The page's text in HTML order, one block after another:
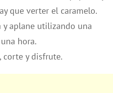
que verter el caramelo.
y aplane utilizando una
hora.
corte y disfrute.